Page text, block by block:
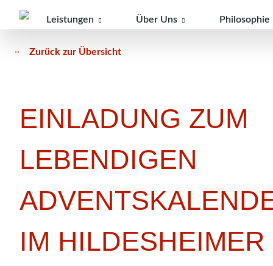
Leistungen Über Uns Philosophie
Veranstaltungen
Konzeption & Strategie
Standort
Zurück zur Übersicht
EINLADUNG ZUM
LEBENDIGEN
IM HILDESHEIMER